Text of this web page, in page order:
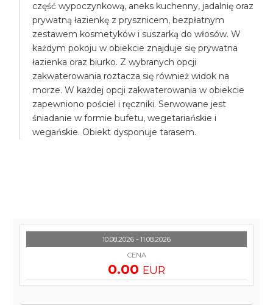
część wypoczynkową, aneks kuchenny, jadalnię oraz
prywatną łazienkę z prysznicem, bezpłatnym
zestawem kosmetyków i suszarką do włosów. W
każdym pokoju w obiekcie znajduje się prywatna
łazienka oraz biurko. Z wybranych opcji
zakwaterowania roztacza się również widok na
morze. W każdej opcji zakwaterowania w obiekcie
zapewniono pościel i ręczniki. Serwowane jest
śniadanie w formie bufetu, wegetariańskie i
wegańskie. Obiekt dysponuje tarasem.
10.08.2026 - 11.08.2026
CENA
0.00 EUR